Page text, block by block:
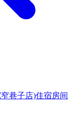
巷子店)住宿房间